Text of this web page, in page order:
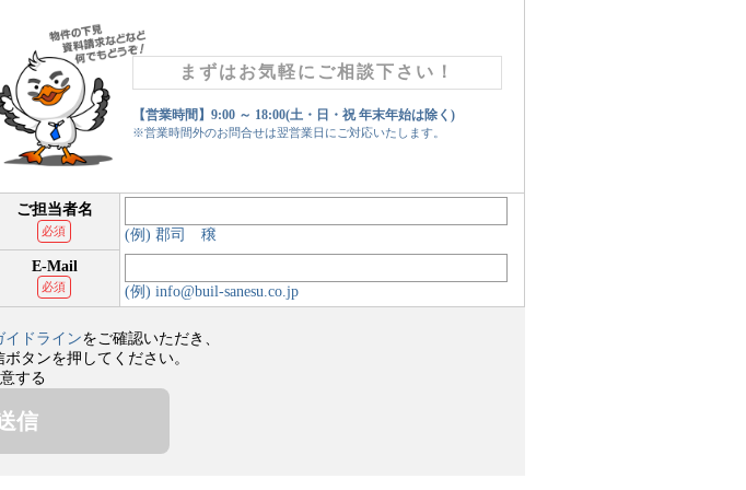
まずはお気軽にご相談下さい！
【営業時間】9:00 ～ 18:00(土・日・祝 年末年始は除く)
※営業時間外のお問合せは翌営業日にご対応いたします。
ご担当者名
必須
(例) 郡司 穣
E-Mail
必須 (例) info@buil-sanesu.co.jp
イドラインをご確認いただき、
タンを押してください。
する
信